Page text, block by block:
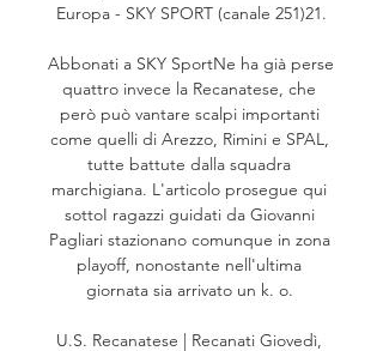
Europa - SKY SPORT (canale 251)21.
Abbonati a SKY SportNe ha già perse
quattro invece la Recanatese, che
però può vantare scalpi importanti
come quelli di Arezzo, Rimini e SPAL,
tutte battute dalla squadra
marchigiana. L'articolo prosegue qui
sottoI ragazzi guidati da Giovanni
Pagliari stazionano comunque in zona
playoff, nonostante nell'ultima
giornata sia arrivato un k. o.
U.S. Recanatese | Recanati Giovedì,